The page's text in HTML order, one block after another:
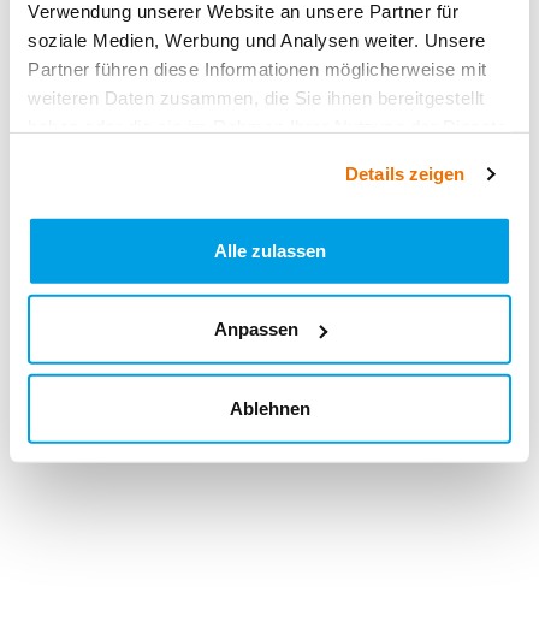
Verwendung unserer Website an unsere Partner für
soziale Medien, Werbung und Analysen weiter. Unsere
Partner führen diese Informationen möglicherweise mit
weiteren Daten zusammen, die Sie ihnen bereitgestellt
Details zeigen
Alle zulassen
Anpassen
Ablehnen